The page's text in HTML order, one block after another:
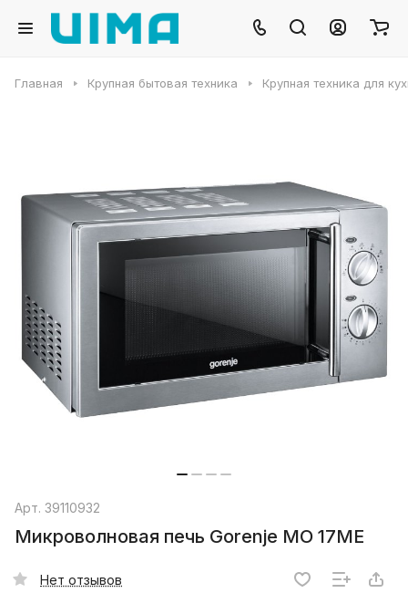
Главная Крупная бытовая техника Крупная техника для
Арт. 39110932
Микроволновая печь Gorenje MO 17ME
Нет отзывов